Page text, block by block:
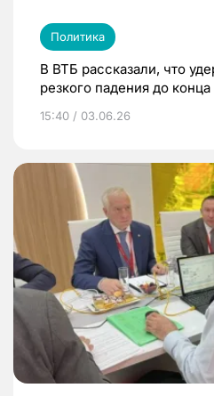
Политика
В ВТБ рассказали, что
резкого падения до конца
15:40 / 03.06.26